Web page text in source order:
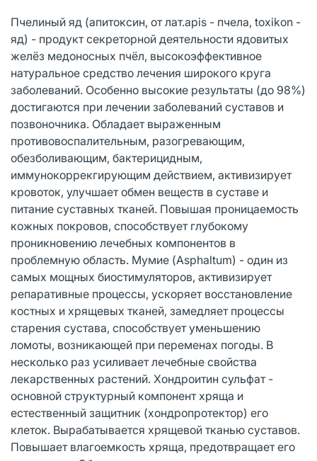
Пчелиный яд (апитоксин, от лат.apis - пчела, toxikon -
яд) - продукт секреторной деятельности ядовитых
желёз медоносных пчёл, высокоэффективное
натуральное средство лечения широкого круга
заболеваний. Особенно высокие результаты (до 98%)
достигаются при лечении заболеваний суставов и
позвоночника. Обладает выраженным
противовоспалительным, разогревающим,
обезболивающим, бактерицидным,
иммунокоррекгирующим действием, активизирует
кровоток, улучшает обмен веществ в суставе и
питание суставных тканей. Повышая проницаемость
кожных покровов, способствует глубокому
проникновению лечебных компонентов в
проблемную область. Мумие (Asphaltum) - один из
самых мощных биостимуляторов, активизирует
репаративные процессы, ускоряет восстановление
костных и хрящевых тканей, замедляет процессы
старения сустава, способствует уменьшению
ломоты, возникающей при переменах погоды. В
несколько раз усиливает лечебные свойства
лекарственных растений. Хондроитин сульфат -
основной структурный компонент хряща и
естественный защитник (хондропротектор) его
клеток. Вырабатывается хрящевой тканью суставов.
Повышает влагоемкость хряща, предотвращает его